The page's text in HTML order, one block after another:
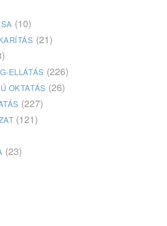
(10)
(21)
ELLÁTÁS (226)
OKTATÁS (26)
(227)
(121)
(23)